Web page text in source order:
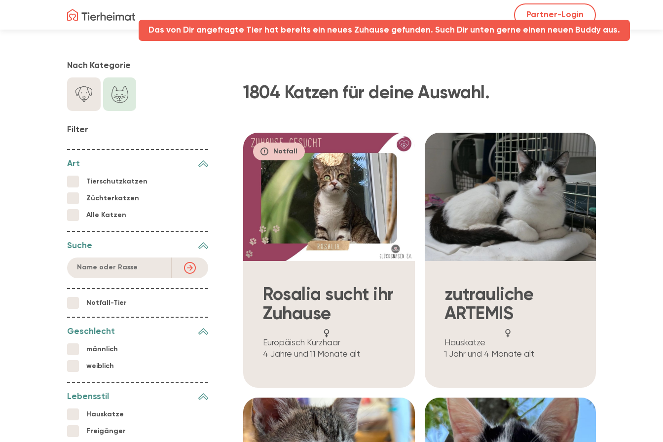
Partner-Login
Nach Kategorie
Filter
Art
Tierschutzkatzen
Züchterkatzen
Alle Katzen
Suche
Notfall-Tier
Geschlecht
männlich
weiblich
Lebensstil
Hauskatze
Freigänger
1804 Katzen für deine Auswahl.
Notfall
Rosalia sucht ihr
Zuhause
Europäisch Kurzhaar
4 Jahre und 11 Monate alt
zutrauliche
ARTEMIS
Hauskatze
1 Jahr und 4 Monate alt
Das von Dir angefragte Tier hat bereits ein neues Zuhause gefunden. Such Dir unten gerne einen neuen Buddy aus.